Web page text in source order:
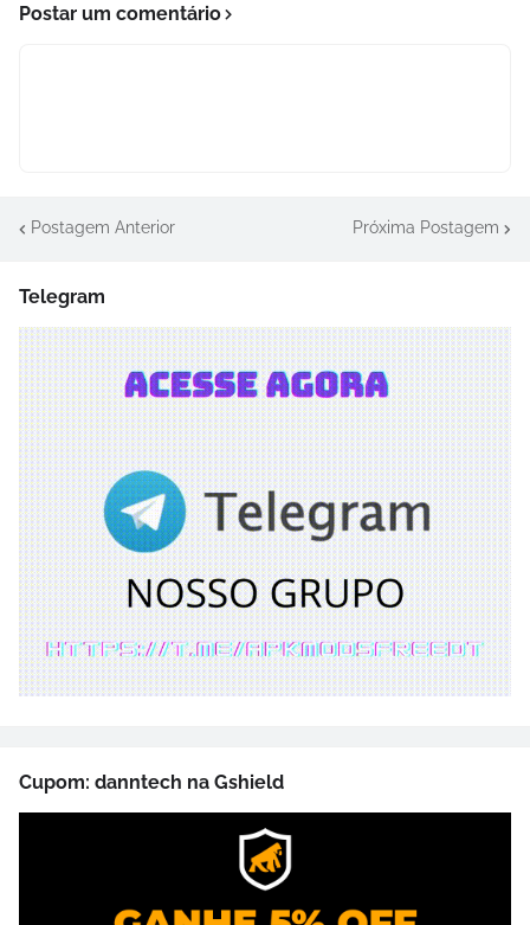
Postar um comentário
Postagem Anterior Próxima Postagem
Telegram
Cupom: danntech na Gshield